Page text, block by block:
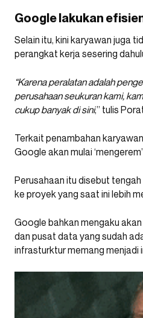
Google lakukan
Selain itu, kini karyawan juga
perangkat kerja sesering
“Karena peralatan adalah
perusahaan seukuran kami,
cukup banyak di sini,” tulis
Terkait penambahan
Google akan mulai
Perusahaan itu disebut
ke proyek yang saat ini lebih
Google bahkan mengaku
dan pusat data yang sudah
infrasturktur memang menjadi